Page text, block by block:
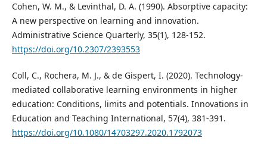
Cohen, W. M., & Levinthal, D. A. (1990). Absorptive capacity:
A new perspective on learning and innovation.
Administrative Science Quarterly, 35(1), 128-152.
https://doi.org/10.2307/2393553
Coll, C., Rochera, M. J., & de Gispert, I. (2020). Technology-
mediated collaborative learning environments in higher
education: Conditions, limits and potentials. Innovations in
Education and Teaching International, 57(4), 381-391.
https://doi.org/10.1080/14703297.2020.1792073